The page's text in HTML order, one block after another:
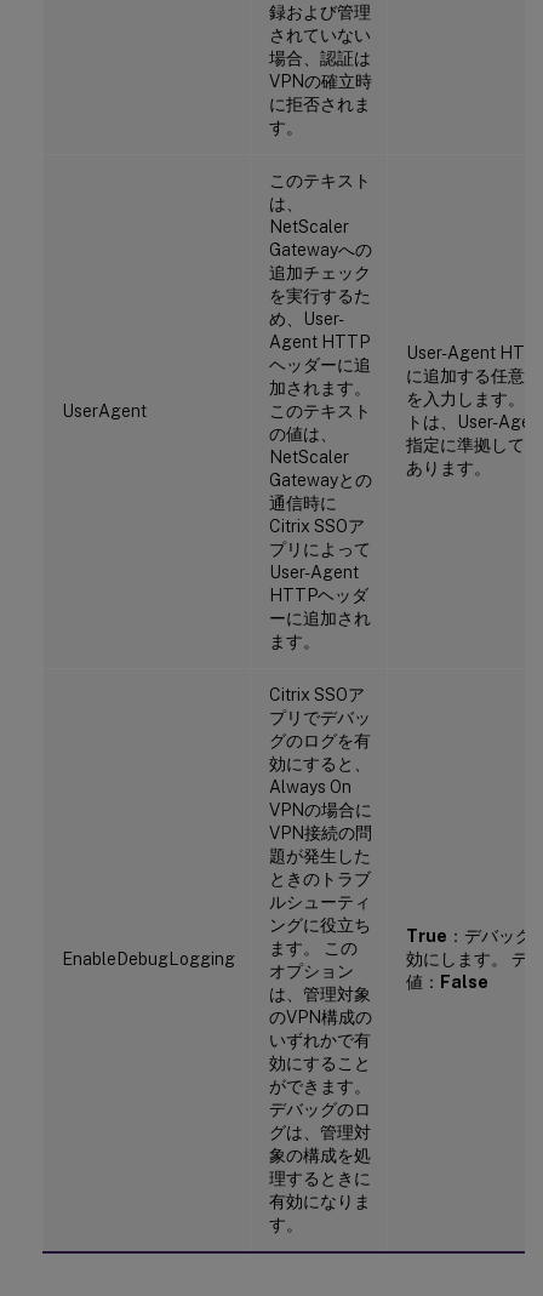
録および管理
されていない
場合、認証は
VPNの確立時
に拒否されま
す。
UserAgent
このテキスト
は、
NetScaler
Gatewayへの
追加チェック
を実行するた
め、User-
Agent HTTP
ヘッダーに追
加されます。
このテキスト
の値は、
NetScaler
Gatewayとの
通信時に
Citrix SSOア
プリによって
User-Agent
HTTPヘッダ
ーに追加され
ます。
User-Agent
に追加する任意
を入力します。
トは、User-
指定に準拠して
あります。
EnableDebugLogging
Citrix SSOア
プリでデバッ
グのログを有
効にすると、
Always On
VPNの場合に
VPN接続の問
題が発生した
ときのトラブ
ルシューティ
ングに役立ち
ます。 この
オプション
は、管理対象
のVPN構成の
いずれかで有
効にすること
ができます。
デバッグのロ
グは、管理対
象の構成を処
理するときに
有効になりま
す。
True ：デバッグ
効にします。 デ
値： False